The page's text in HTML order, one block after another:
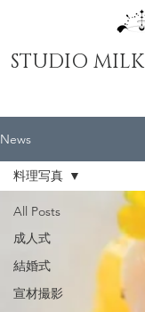
STUDIO MILK
News
All Posts
成人式
結婚式
宣材撮影
料理写真